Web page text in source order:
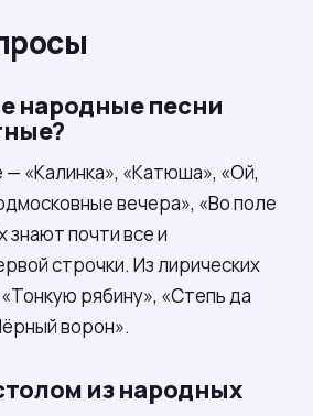
народные песни
«Калинка», «Катюша», «Ой,
вечера», «Во поле
знают почти все и
строчки. Из лирических
рябину», «Степь да
ворон».
из народных